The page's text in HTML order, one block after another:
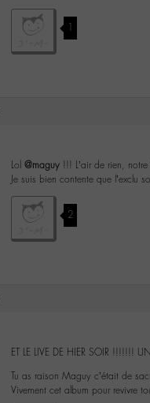
1
Lol @maguy !!! L’air de rien, notre
Je suis bien contente que
2
ET LE LIVE DE HIER SOIR !!!!!!!
Tu as raison Maguy c’était de
Vivement cet album pour revivre